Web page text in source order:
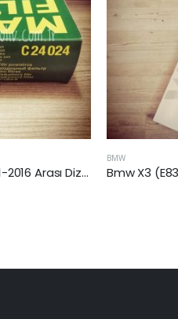
Bmw X3 (E83) 07-10 Arası 2.0 Dizel Hava Filtresi